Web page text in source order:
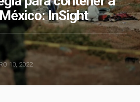
InSight
10, 2022